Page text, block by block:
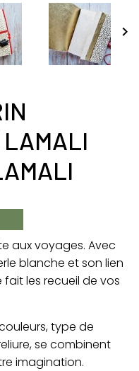

LAMALI
aux voyages. Avec
blanche et son lien
fait les recueil de vos
type de
se combinent
imagination.